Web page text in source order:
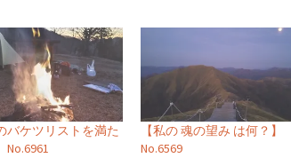
バケツリストを満た
【私の 魂の望み は何？】
No.6569